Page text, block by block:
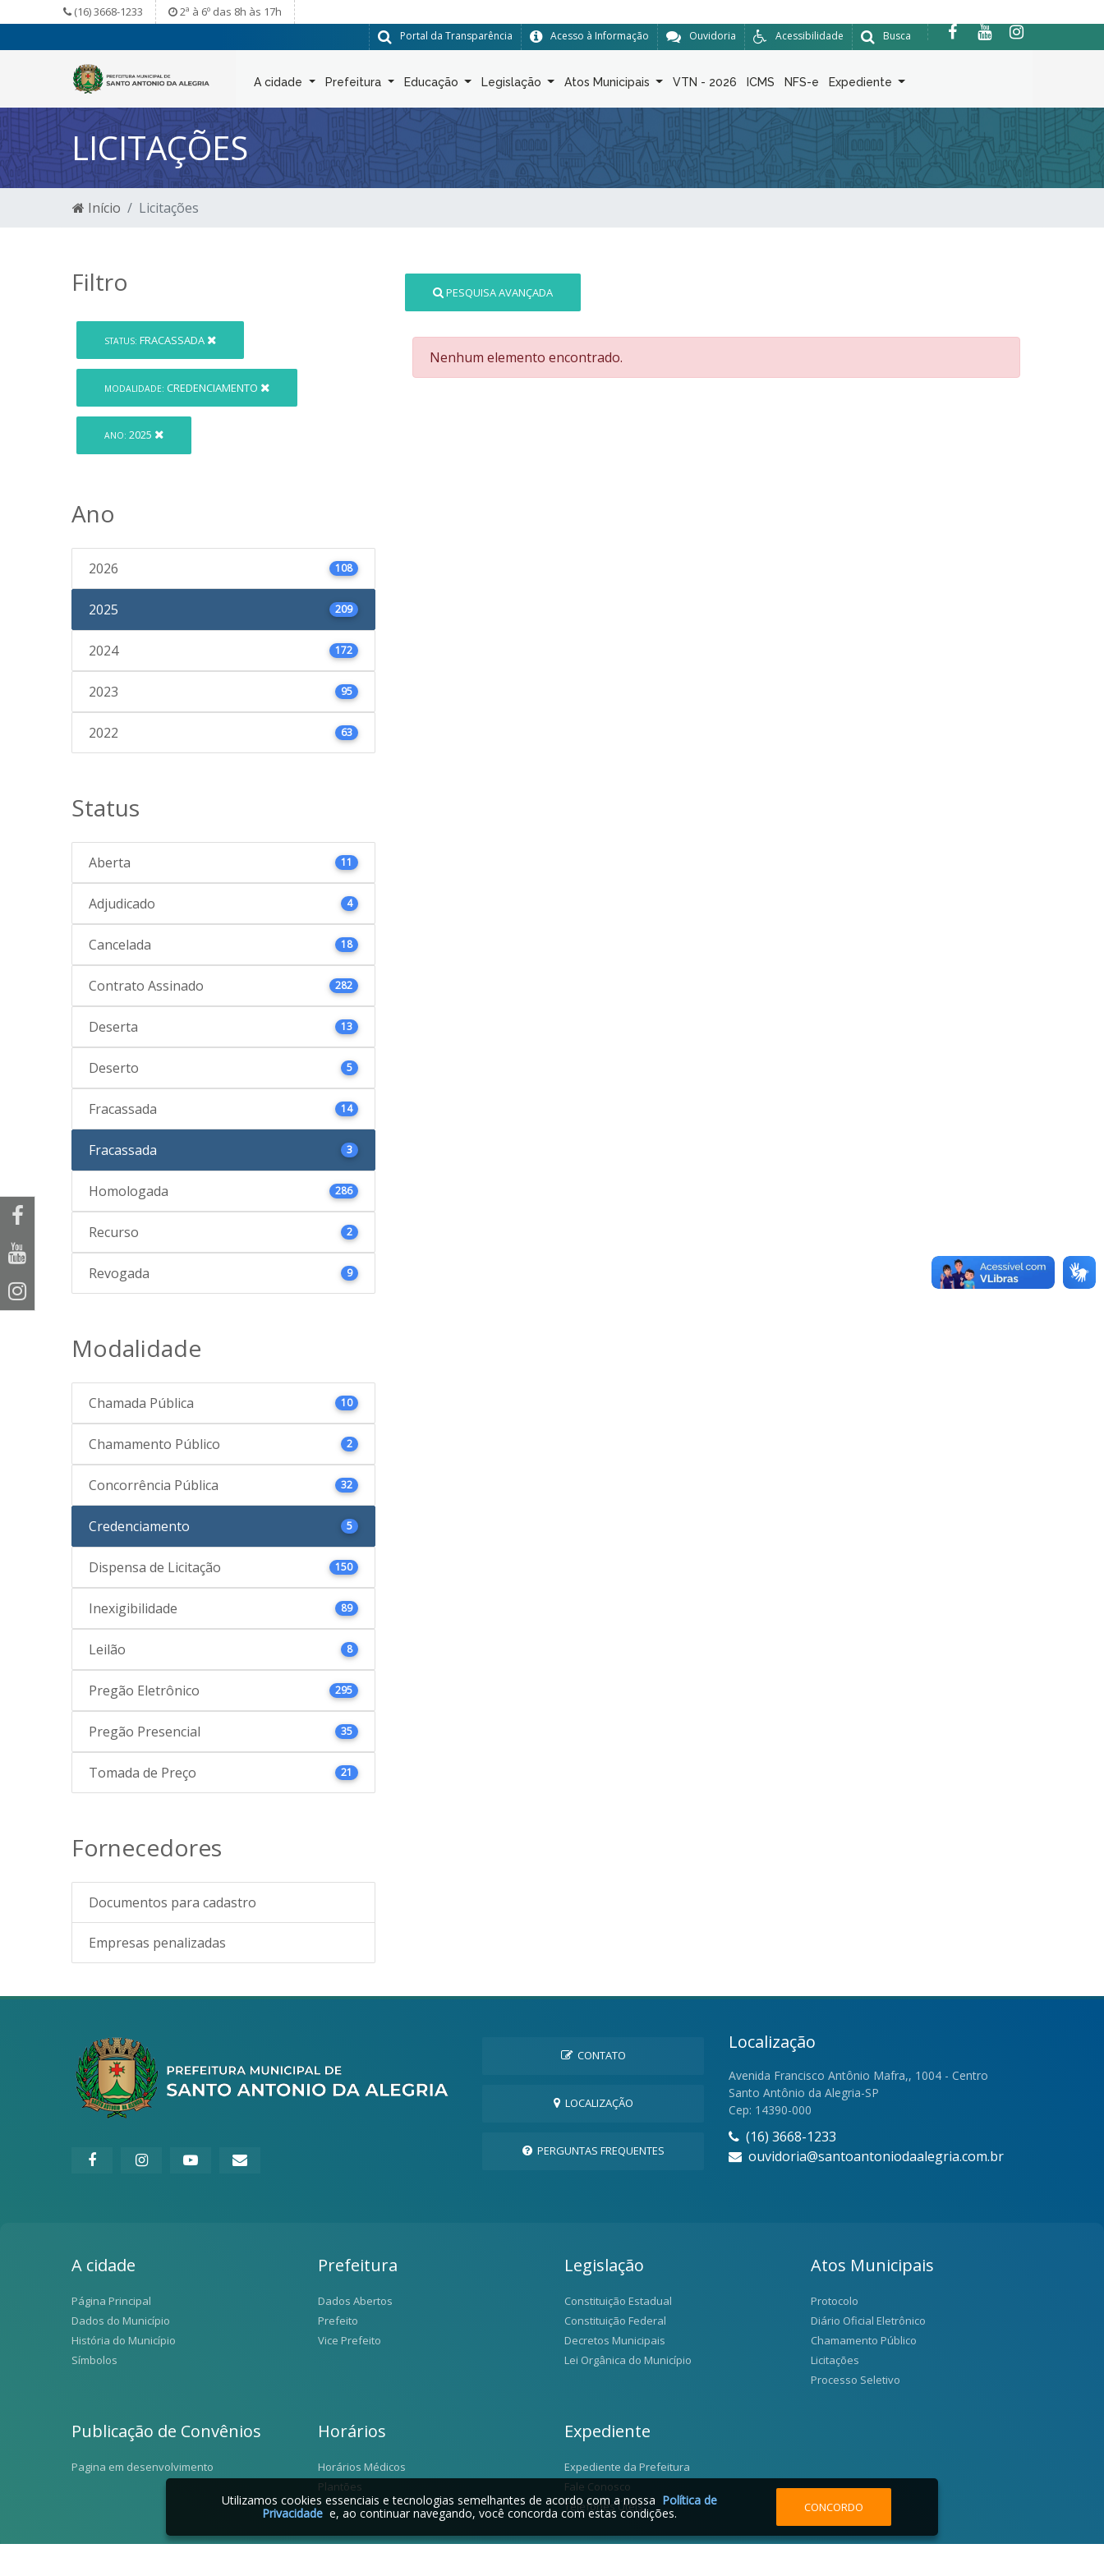
(16) 3668-1233 2ª à 6º das 8h às 17h
Busca
Acessibilidade
Ouvidoria
Acesso à Informação
Portal da Transparência
A cidade Prefeitura Educação Legislação Atos Municipais VTN - 2026 ICMS NFS-e Expediente
LICITAÇÕES
Início Licitações
Filtro
STATUS: FRACASSADA
MODALIDADE: CREDENCIAMENTO
ANO: 2025
Ano
2026 108
2025 209
2024 172
2023 95
2022 63
Status
Aberta 11
Adjudicado 4
Cancelada 18
Contrato Assinado 282
Deserta 13
Deserto 5
Fracassada 14
Fracassada 3
Homologada 286
Recurso 2
Revogada 9
Modalidade
Chamada Pública 10
Chamamento Público 2
Concorrência Pública 32
Credenciamento 5
Dispensa de Licitação 150
Inexigibilidade 89
Leilão 8
Pregão Eletrônico 295
Pregão Presencial 35
Tomada de Preço 21
Fornecedores
Documentos para cadastro
Empresas penalizadas
PESQUISA AVANÇADA
Nenhum elemento encontrado.
CONTATO
LOCALIZAÇÃO
PERGUNTAS FREQUENTES
Localização
Avenida Francisco Antônio Mafra,, 1004 - Centro
Santo Antônio da Alegria-SP
Cep: 14390-000
(16) 3668-1233
ouvidoria@santoantoniodaalegria.com.br
A cidade
Página Principal
Dados do Município
História do Município
Símbolos
Prefeitura
Dados Abertos
Prefeito
Vice Prefeito
Legislação
Constituição Estadual
Constituição Federal
Decretos Municipais
Lei Orgânica do Município
Atos Municipais
Protocolo
Diário Oficial Eletrônico
Chamamento Público
Licitações
Processo Seletivo
Publicação de Convênios
Pagina em desenvolvimento
Horários
Horários Médicos
Plantões
Expediente
Expediente da Prefeitura
Fale Conosco
Telefones Úteis
Utilizamos cookies essenciais e tecnologias semelhantes de acordo com a nossa Política de
Privacidade e, ao continuar navegando, você concorda com estas condições. CONCORDO